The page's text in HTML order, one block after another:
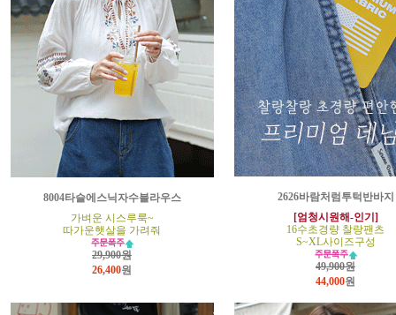
8004타슬에스닉자수블라우스
가벼운 시스루룩~
따가운햇살을 가려줘
29,900원
26,400원
2626바람처럼투턱반바지
[엄청시원해-인기]
16수초경량 찰랑팬츠
S~XL사이즈구성
49,900원
44,000원